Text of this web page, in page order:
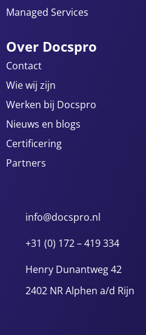
Managed Services
Over Docspro
Contact
Wie wij zijn
Werken bij Docspro
Nieuws en blogs
Certificering
Partners
info@docspro.nl
+31 (0) 172 – 419 334
Henry Dunantweg 42
2402 NR Alphen a/d Rijn